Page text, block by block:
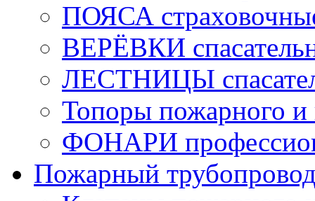
ПОЯСА
ВЕРЁВКИ
ЛЕСТНИЦЫ
Топоры пожарного и
ФОНАРИ
Пожарный